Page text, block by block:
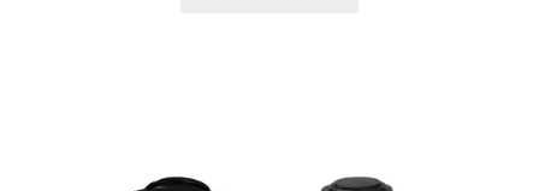
môžete